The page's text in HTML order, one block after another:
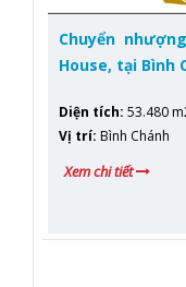
Chuyển
House, tại Bình
Diện tích: 53.480
Vị trí: Bình Chánh
Xem chi tiết